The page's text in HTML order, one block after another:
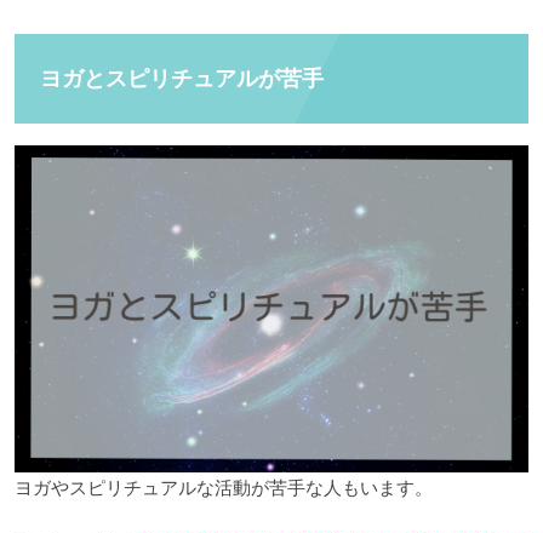
ヨガとスピリチュアルが苦手
ヨガやスピリチュアルな活動が苦手な人もいます。